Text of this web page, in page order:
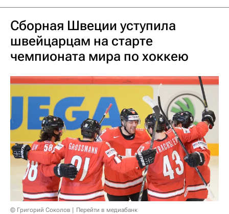
Сборная Швеции уступила
швейцарцам на старте
чемпионата мира по хоккею
© Григорий Соколов Перейти в медиабанк